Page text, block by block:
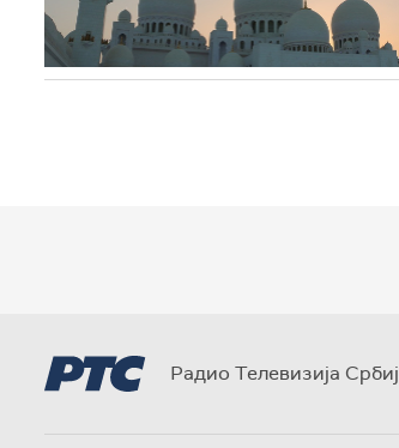
Радио Телевизија